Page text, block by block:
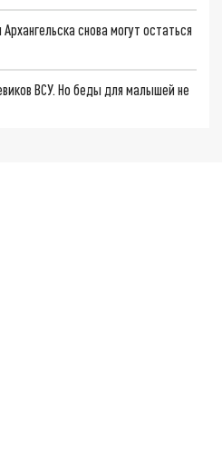
снова могут остаться
ВСУ. Но беды для малышей не